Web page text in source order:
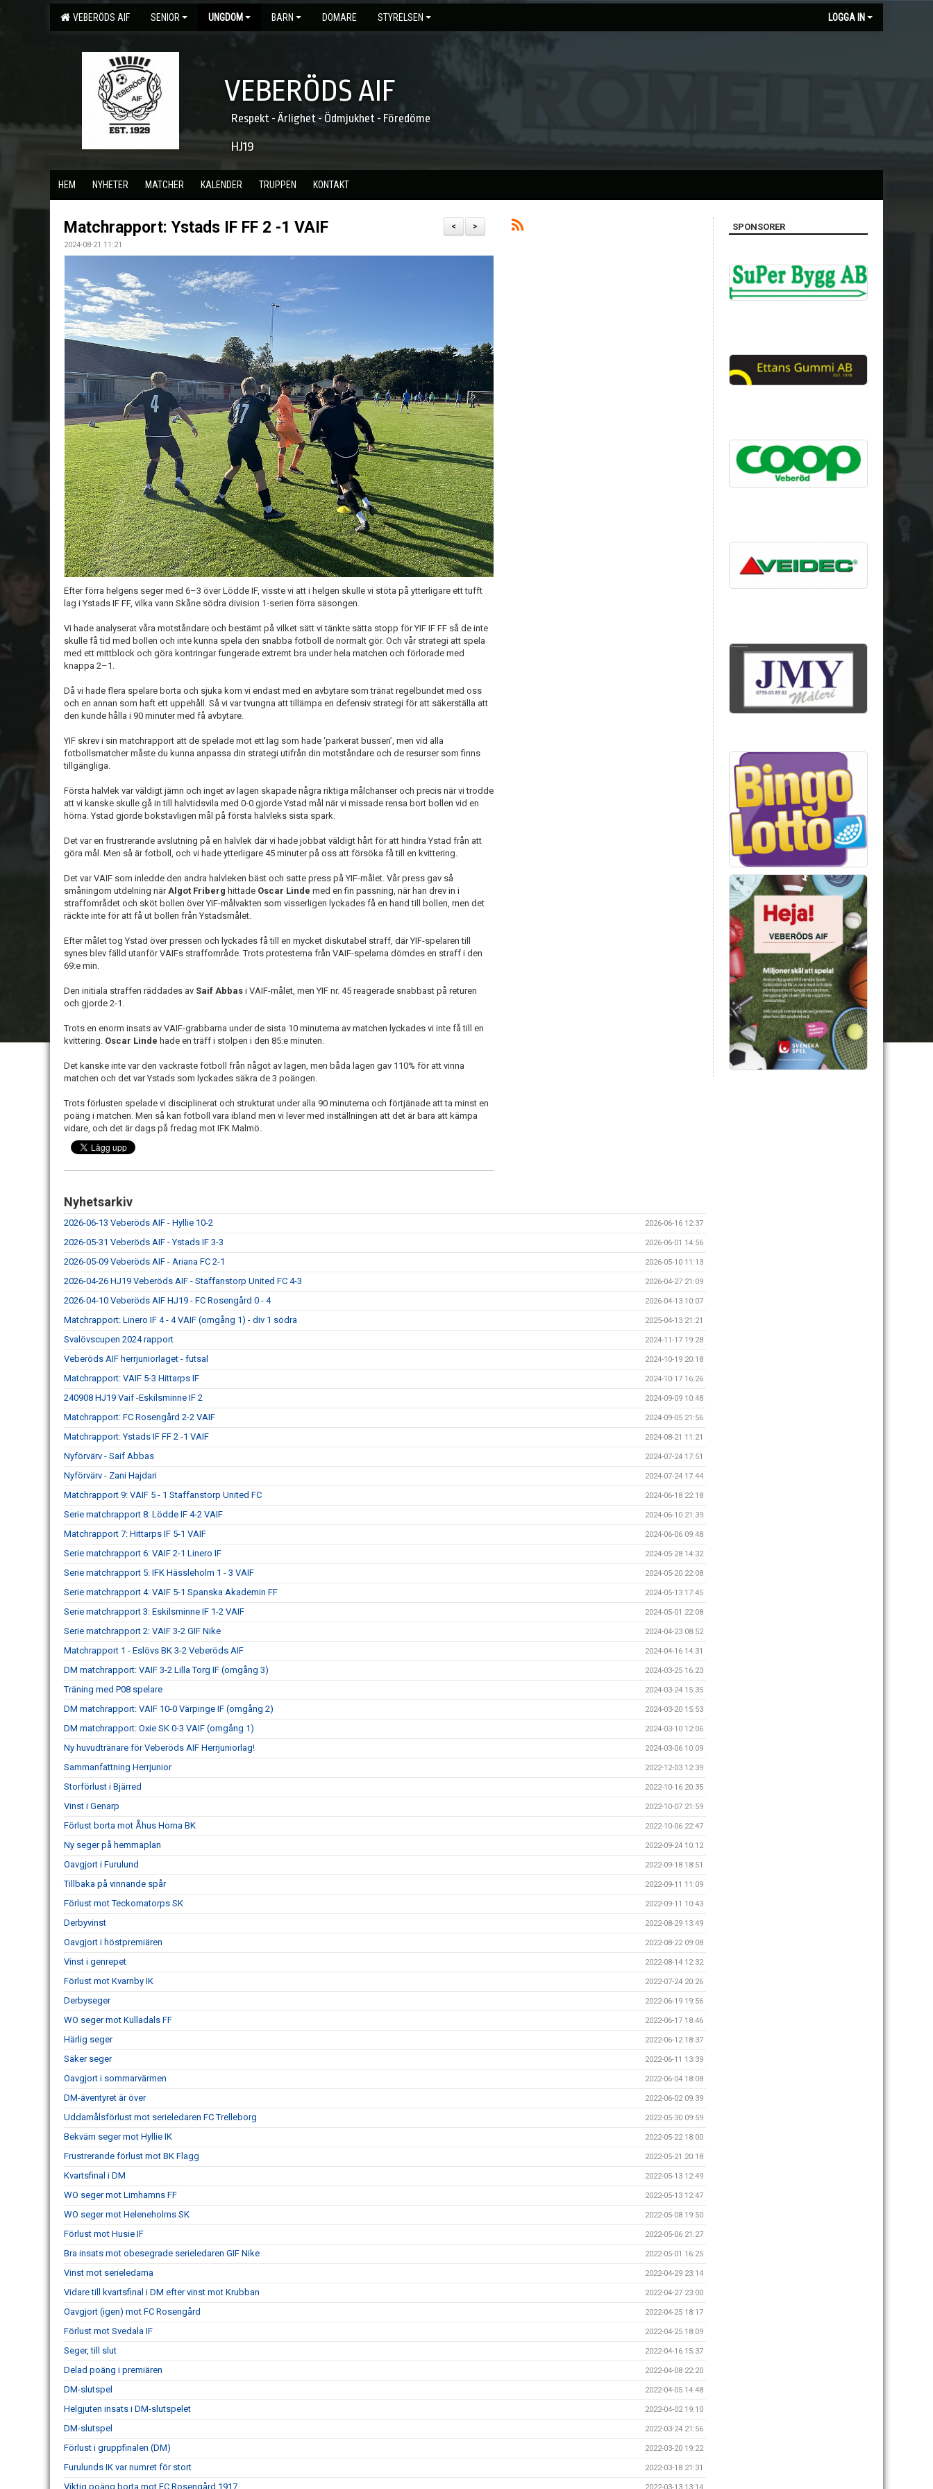
VEBERÖDS AIF SENIOR UNGDOM BARN DOMARE STYRELSEN LOGGA IN
VEBERÖDS AIF
Respekt - Ärlighet - Ödmjukhet - Föredöme
HJ19
HEM NYHETER MATCHER KALENDER TRUPPEN KONTAKT
>
<
Matchrapport: Ystads IF FF 2 -1 VAIF
2024-08-21 11:21
Efter förra helgens seger med 6–3 över Lödde IF, visste vi att i helgen skulle vi stöta på ytterligare ett tufft
lag i Ystads IF FF, vilka vann Skåne södra division 1-serien förra säsongen.
Vi hade analyserat våra motståndare och bestämt på vilket sätt vi tänkte sätta stopp för YIF IF FF så de inte
skulle få tid med bollen och inte kunna spela den snabba fotboll de normalt gör. Och vår strategi att spela
med ett mittblock och göra kontringar fungerade extremt bra under hela matchen och förlorade med
knappa 2–1.
Då vi hade flera spelare borta och sjuka kom vi endast med en avbytare som tränat regelbundet med oss
och en annan som haft ett uppehåll. Så vi var tvungna att tillämpa en defensiv strategi för att säkerställa att
den kunde hålla i 90 minuter med få avbytare.
YIF skrev i sin matchrapport att de spelade mot ett lag som hade ‘parkerat bussen’, men vid alla
fotbollsmatcher måste du kunna anpassa din strategi utifrån din motståndare och de resurser som finns
tillgängliga.
Första halvlek var väldigt jämn och inget av lagen skapade några riktiga målchanser och precis när vi trodde
att vi kanske skulle gå in till halvtidsvila med 0-0 gjorde Ystad mål när vi missade rensa bort bollen vid en
hörna. Ystad gjorde bokstavligen mål på första halvleks sista spark.
Det var en frustrerande avslutning på en halvlek där vi hade jobbat väldigt hårt för att hindra Ystad från att
göra mål. Men så är fotboll, och vi hade ytterligare 45 minuter på oss att försöka få till en kvittering.
Det var VAIF som inledde den andra halvleken bäst och satte press på YIF-målet. Vår press gav så
småningom utdelning närAlgot Friberg hittade Oscar Linde med en fin passning, när han drev in i
straffområdet och sköt bollen över YIF-målvakten som visserligen lyckades få en hand till bollen, men det
räckte inte för att få ut bollen från Ystadsmålet.
Efter målet tog Ystad över pressen och lyckades få till en mycket diskutabel straff, där YIF-spelaren till
synes blev fälld utanför VAIFs straffområde. Trots protesterna från VAIF-spelarna dömdes en straff i den
69:e min.
Den initiala straffen räddades av Saif Abbas i VAIF-målet, men YIF nr. 45 reagerade snabbast på returen
och gjorde 2-1.
Trots en enorm insats av VAIF-grabbarna under de sista 10 minuterna av matchen lyckades vi inte få till en
kvittering. Oscar Linde hade en träff i stolpen i den 85:e minuten.
Det kanske inte var den vackraste fotboll från något av lagen, men båda lagen gav 110% för att vinna
matchen och det var Ystads som lyckades säkra de 3 poängen.
Trots förlusten spelade vi disciplinerat och strukturat under alla 90 minuterna och förtjänade att ta minst en
poäng i matchen. Men så kan fotboll vara ibland men vi lever med inställningen att det är bara att kämpa
vidare, och det är dags på fredag ​​mot IFK Malmö.
Nyhetsarkiv
2026-06-13 Veberöds AIF - Hyllie 10-2 2026-06-16 12:37
2026-05-31 Veberöds AIF - Ystads IF 3-3 2026-06-01 14:56
2026-05-09 Veberöds AIF - Ariana FC 2-1 2026-05-10 11:13
2026-04-26 HJ19 Veberöds AIF - Staffanstorp United FC 4-3 2026-04-27 21:09
2026-04-10 Veberöds AIF HJ19 - FC Rosengård 0 - 4 2026-04-13 10:07
Matchrapport: Linero IF 4 - 4 VAIF (omgång 1) - div 1 södra 2025-04-13 21:21
Svalövscupen 2024 rapport 2024-11-17 19:28
Veberöds AIF herrjuniorlaget - futsal 2024-10-19 20:18
Matchrapport: VAIF 5-3 Hittarps IF 2024-10-17 16:26
240908 HJ19 Vaif -Eskilsminne IF 2 2024-09-09 10:48
Matchrapport: FC Rosengård 2-2 VAIF 2024-09-05 21:56
Matchrapport: Ystads IF FF 2 -1 VAIF 2024-08-21 11:21
Nyförvärv - Saif Abbas 2024-07-24 17:51
Nyförvärv - Zani Hajdari 2024-07-24 17:44
Matchrapport 9: VAIF 5 - 1 Staffanstorp United FC 2024-06-18 22:18
Serie matchrapport 8: Lödde IF 4-2 VAIF 2024-06-10 21:39
Matchrapport 7: Hittarps IF 5-1 VAIF 2024-06-06 09:48
Serie matchrapport 6: VAIF 2-1 Linero IF 2024-05-28 14:32
Serie matchrapport 5: IFK Hässleholm 1 - 3 VAIF 2024-05-20 22:08
Serie matchrapport 4: VAIF 5-1 Spanska Akademin FF 2024-05-13 17:45
Serie matchrapport 3: Eskilsminne IF 1-2 VAIF 2024-05-01 22:08
Serie matchrapport 2: VAIF 3-2 GIF Nike 2024-04-23 08:52
Matchrapport 1 - Eslövs BK 3-2 Veberöds AIF 2024-04-16 14:31
DM matchrapport: VAIF 3-2 Lilla Torg IF (omgång 3) 2024-03-25 16:23
Träning med P08 spelare 2024-03-24 15:35
DM matchrapport: VAIF 10-0 Värpinge IF (omgång 2) 2024-03-20 15:53
DM matchrapport: Oxie SK 0-3 VAIF (omgång 1) 2024-03-10 12:06
Ny huvudtränare för Veberöds AIF Herrjuniorlag! 2024-03-06 10:09
Sammanfattning Herrjunior 2022-12-03 12:39
Storförlust i Bjärred 2022-10-16 20:35
Vinst i Genarp 2022-10-07 21:59
Förlust borta mot Åhus Horna BK 2022-10-06 22:47
Ny seger på hemmaplan 2022-09-24 10:12
Oavgjort i Furulund 2022-09-18 18:51
Tillbaka på vinnande spår 2022-09-11 11:09
Förlust mot Teckomatorps SK 2022-09-11 10:43
Derbyvinst 2022-08-29 13:49
Oavgjort i höstpremiären 2022-08-22 09:08
Vinst i genrepet 2022-08-14 12:32
Förlust mot Kvarnby IK 2022-07-24 20:26
Derbyseger 2022-06-19 19:56
WO seger mot Kulladals FF 2022-06-17 18:46
Härlig seger 2022-06-12 18:37
Säker seger 2022-06-11 13:39
Oavgjort i sommarvärmen 2022-06-04 18:08
DM-äventyret är över 2022-06-02 09:39
Uddamålsförlust mot serieledaren FC Trelleborg 2022-05-30 09:59
Bekväm seger mot Hyllie IK 2022-05-22 18:00
Frustrerande förlust mot BK Flagg 2022-05-21 20:18
Kvartsfinal i DM 2022-05-13 12:49
WO seger mot Limhamns FF 2022-05-13 12:47
WO seger mot Heleneholms SK 2022-05-08 19:50
Förlust mot Husie IF 2022-05-06 21:27
Bra insats mot obesegrade serieledaren GIF Nike 2022-05-01 16:25
Vinst mot serieledarna 2022-04-29 23:14
Vidare till kvartsfinal i DM efter vinst mot Krubban 2022-04-27 23:00
Oavgjort (igen) mot FC Rosengård 2022-04-25 18:17
Förlust mot Svedala IF 2022-04-25 18:09
Seger, till slut 2022-04-16 15:37
Delad poäng i premiären 2022-04-08 22:20
DM-slutspel 2022-04-05 14:48
Helgjuten insats i DM-slutspelet 2022-04-02 19:10
DM-slutspel 2022-03-24 21:56
Förlust i gruppfinalen (DM) 2022-03-20 19:22
Furulunds IK var numret för stort 2022-03-18 21:31
Viktig poäng borta mot FC Rosengård 1917
SPONSORER